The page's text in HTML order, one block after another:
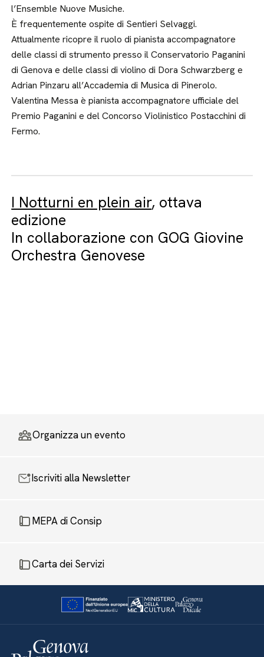
l’Ensemble Nuove Musiche.
È frequentemente ospite di Sentieri Selvaggi.
Attualmente ricopre il ruolo di pianista accompagnatore
delle classi di strumento presso il Conservatorio Paganini
di Genova e delle classi di violino di Dora Schwarzberg e
Adrian Pinzaru all’Accademia di Musica di Pinerolo.
Valentina Messa è pianista accompagnatore ufficiale del
Premio Paganini e del Concorso Violinistico Postacchini di
Fermo.
I Notturni en plein air, ottava
edizione
In collaborazione con GOG Giovine
Orchestra Genovese
Organizza un evento
Iscriviti alla Newsletter
MEPA di Consip
Carta dei Servizi